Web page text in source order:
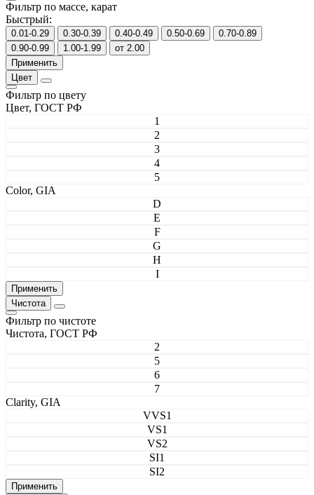
Фильтр по массе, карат
Быстрый:
0.01-0.29 0.30-0.39 0.40-0.49 0.50-0.69
0.70-0.89
0.90-0.99
1.00-1.99 от 2.00
Цвет
Фильтр по цвету
Цвет, ГОСТ РФ
1
2
3
4
5
Color, GIA
D
E
F
G
H
I
Чистота
Фильтр по чистоте
Чистота, ГОСТ РФ
2
5
6
7
Clarity, GIA
VVS1
VS1
VS2
SI1
SI2